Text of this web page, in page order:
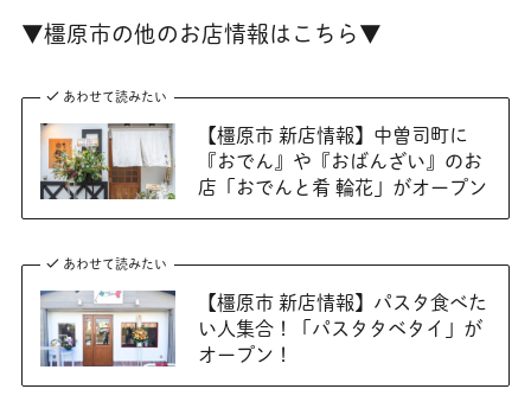
▼橿原市の他のお店情報はこちら▼
あわせて読みたい
【橿原市 新店情報】中曽司町に
『おでん』や『おばんざい』のお
店「おでんと肴 輪花」がオープン
あわせて読みたい
【橿原市 新店情報】パスタ食べた
い人集合！「パスタタベタイ」が
オープン！